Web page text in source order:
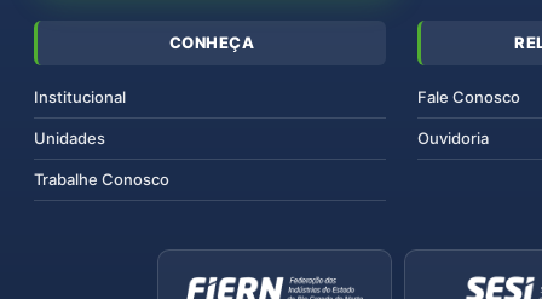
CONHEÇA
Institucional
Unidades
Trabalhe Conosco
Fale Conosco
Ouvidoria